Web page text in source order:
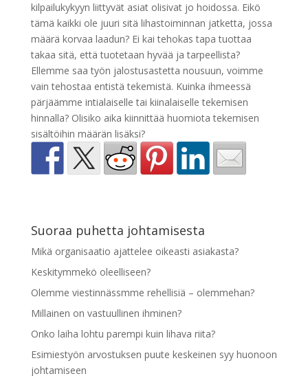
kilpailukykyyn liittyvät asiat olisivat jo hoidossa. Eikö
tämä kaikki ole juuri sitä lihastoiminnan jatketta, jossa
määrä korvaa laadun? Ei kai tehokas tapa tuottaa
takaa sitä, että tuotetaan hyvää ja tarpeellista?
Ellemme saa työn jalostusastetta nousuun, voimme
vain tehostaa entistä tekemistä. Kuinka ihmeessä
pärjäämme intialaiselle tai kiinalaiselle tekemisen
hinnalla? Olisiko aika kiinnittää huomiota tekemisen
sisältöihin määrän lisäksi?
Suoraa puhetta johtamisesta
Mikä organisaatio ajattelee oikeasti asiakasta?
Keskitymmekö oleelliseen?
Olemme viestinnässmme rehellisiä – olemmehan?
Millainen on vastuullinen ihminen?
Onko laiha lohtu parempi kuin lihava riita?
Esimiestyön arvostuksen puute keskeinen syy huonoon
johtamiseen